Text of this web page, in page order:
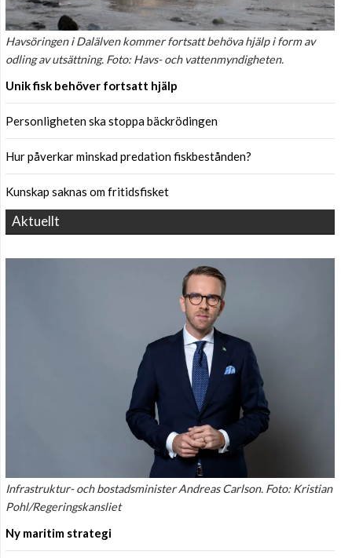
Havsöringen i Dalälven kommer fortsatt behöva hjälp i form av
odling av utsättning. Foto: Havs- och vattenmyndigheten.
Unik fisk behöver fortsatt hjälp
Personligheten ska stoppa bäckrödingen
Hur påverkar minskad predation fiskbestånden?
Kunskap saknas om fritidsfisket
Aktuellt
Infrastruktur- och bostadsminister Andreas Carlson. Foto: Kristian
Pohl/Regeringskansliet
Ny maritim strategi